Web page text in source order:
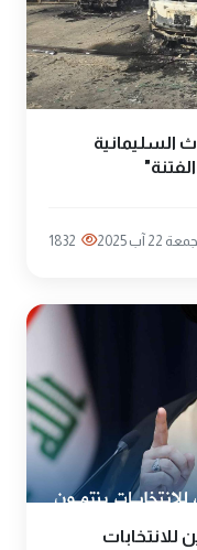
السليمانية
22 آب 2025 1832
للانتخابات